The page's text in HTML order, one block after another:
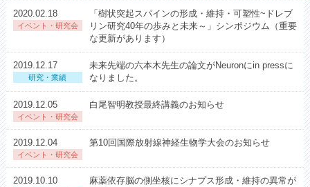
2020.02.18
イベント・研究会
「樹状突起スパインの形成・維持・可塑性~ドレブ
リン研究40年の歩みと未来～」シンポジウム（重要
な更新があります）
2019.12.17
研究・業績
未来先端の六本木先生の論文がNeuronにin pressに
なりました。
2019.12.05
イベント・研究会
白尾智明教授最終講義のお知らせ
2019.12.04
イベント・研究会
第10回国際放射線神経生物学大会のお知らせ
2019.10.10
麻薬依存脳の側坐核にシナプス形成・維持の異常が